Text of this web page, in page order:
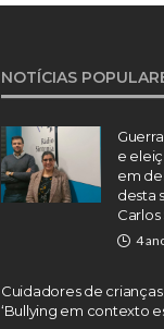
NOTÍCIAS
e
em
desta
Carlos
4
Cuidadores de
‘Bullying em contexto